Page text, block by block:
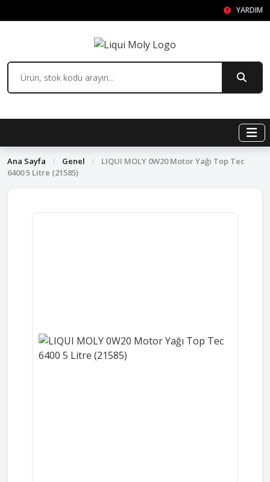
YARDIM
Ana Sayfa / Genel /
LIQUI MOLY 0W20 Motor Yağı Top Tec
6400 5 Litre (21585)